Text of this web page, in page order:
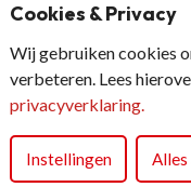
Cookies & Privacy
Wij gebruiken cookies
verbeteren. Lees
privacyverklaring.
Instellingen
Werken bij |